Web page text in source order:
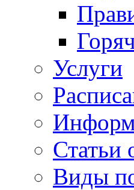
Услуги
Статьи
Виды